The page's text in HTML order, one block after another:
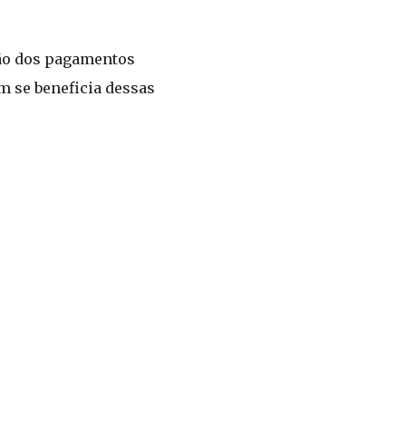
dos pagamentos
se beneficia dessas